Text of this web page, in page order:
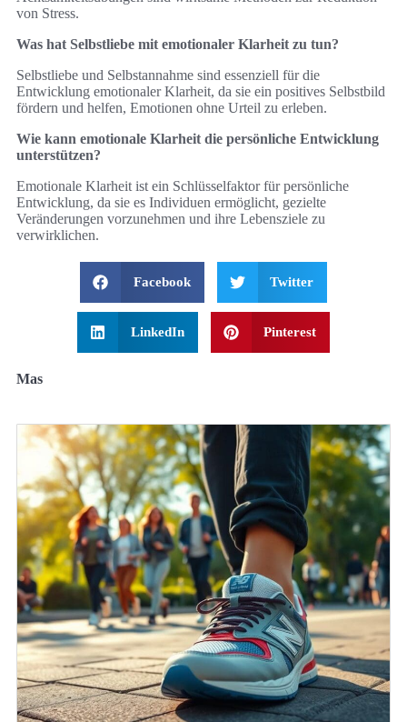
von Stress.
Was hat Selbstliebe mit emotionaler Klarheit zu tun?
Selbstliebe und Selbstannahme sind essenziell für die
Entwicklung emotionaler Klarheit, da sie ein positives Selbstbild
fördern und helfen, Emotionen ohne Urteil zu erleben.
Wie kann emotionale Klarheit die persönliche Entwicklung
unterstützen?
Emotionale Klarheit ist ein Schlüsselfaktor für persönliche
Entwicklung, da sie es Individuen ermöglicht, gezielte
Veränderungen vorzunehmen und ihre Lebensziele zu
verwirklichen.
Facebook Twitter
LinkedIn Pinterest
Mas